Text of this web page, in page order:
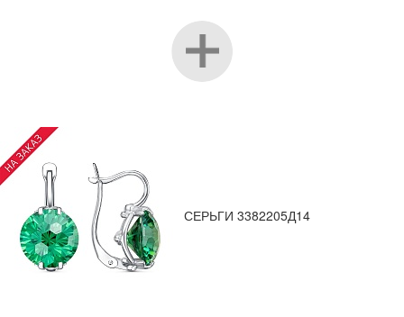
СЕРЬГИ 3382205Д14